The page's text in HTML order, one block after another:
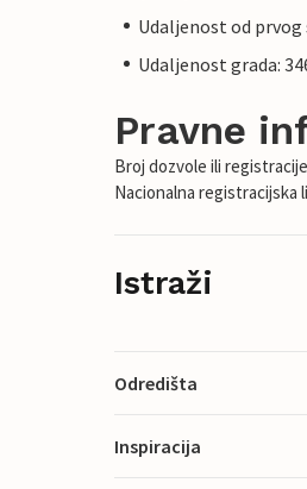
Udaljenost od prvog
Udaljenost grada:
Pravne
Broj dozvole ili
Nacionalna registracijska
Istraži
Odredišta
Inspiracija